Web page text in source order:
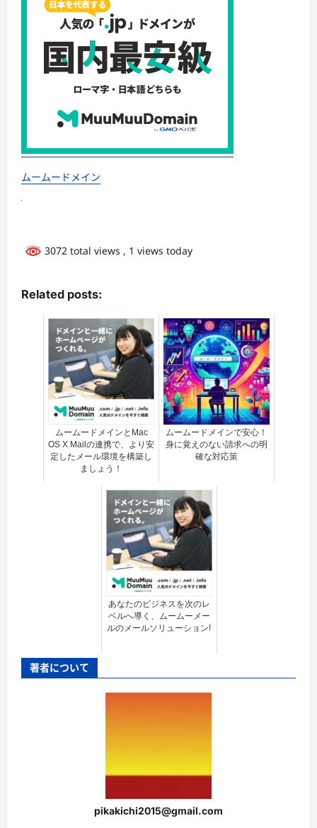
ムームードメイン
3072 total views , 1 views today
Related posts:
ムームードメインとMac
OS X Mailの連携で、より安
定したメール環境を構築し
ましょう！
ムームードメインで安心！
身に覚えのない請求への明
確な対応策
あなたのビジネスを次のレ
ベルへ導く、ムームーメー
ルのメールソリューション!
著者について
pikakichi2015@gmail.com